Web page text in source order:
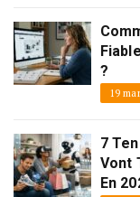
?
19
7
Vont
En